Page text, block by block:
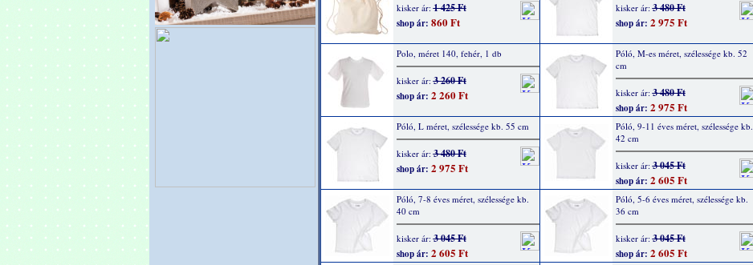
kisker ár:1 425 Ft
shop ár: 860 Ft
kisker ár:3 480 Ft
shop ár: 2 975 Ft
Polo, méret 140, fehér, 1 db
kisker ár:3 260 Ft
shop ár: 2 260 Ft
Póló, M-es méret, szélessége kb. 52
cm
kisker ár:3 480 Ft
shop ár: 2 975 Ft
Póló, L méret, szélessége kb. 55 cm
kisker ár:3 480 Ft
shop ár: 2 975 Ft
Póló, 9-11 éves méret, szélessége kb.
42 cm
kisker ár:3 045 Ft
shop ár: 2 605 Ft
Póló, 7-8 éves méret, szélessége kb.
40 cm
kisker ár:3 045 Ft
shop ár: 2 605 Ft
Póló, 5-6 éves méret, szélessége kb.
36 cm
kisker ár:3 045 Ft
shop ár: 2 605 Ft